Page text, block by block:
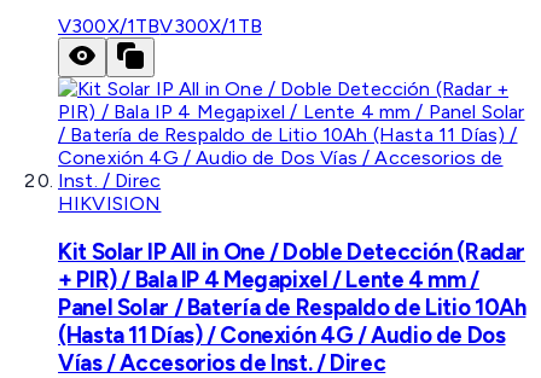
V300X/1TBV300X/1TB
HIKVISION
Kit Solar IP All in One / Doble Detección (Radar
+ PIR) / Bala IP 4 Megapixel / Lente 4 mm /
Panel Solar / Batería de Respaldo de Litio 10Ah
(Hasta 11 Días) / Conexión 4G / Audio de Dos
Vías / Accesorios de Inst. / Direc